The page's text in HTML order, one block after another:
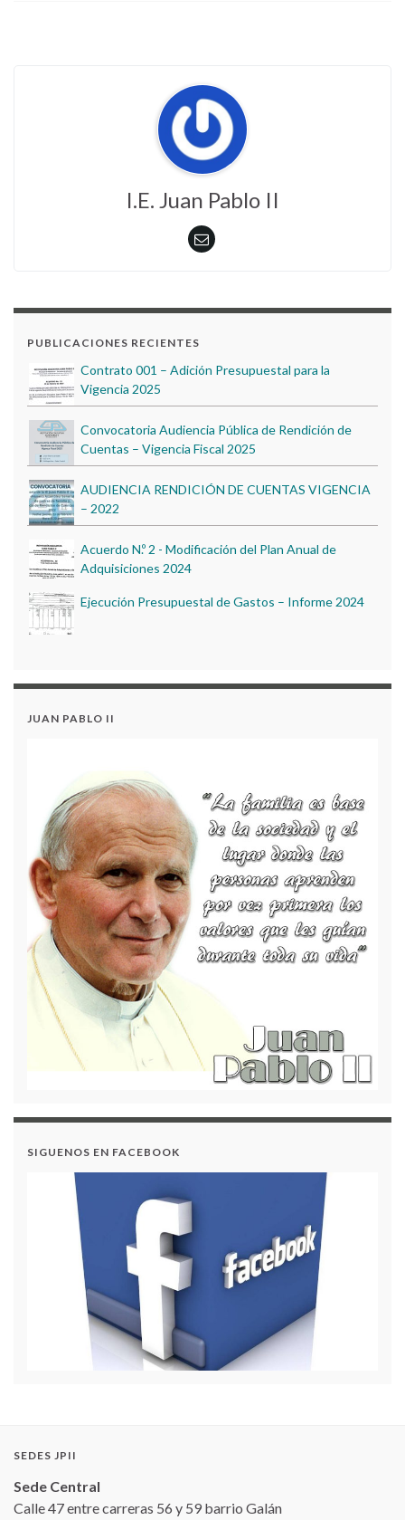
I.E. Juan Pablo II
PUBLICACIONES RECIENTES
Ejecución Presupuestal de Gastos – Informe 2024
Vigencia 2025
Convocatoria Audiencia Pública de Rendición de
Cuentas – Vigencia Fiscal 2025
AUDIENCIA RENDICIÓN DE CUENTAS VIGENCIA
– 2022
Acuerdo N.º 2 - Modificación del Plan Anual de
Adquisiciones 2024
DIA DE LA FAMILIA 2023
Ejecución Presupuestal de Gastos – Informe 2024
Contrato 001 – Adición Presupuestal para la
AUDIENCIA RENDICIÓN DE CUENTAS VIGENCIA
– 2022
Acuerdo N.º 2 - Modificación del Plan Anual de
Adquisiciones 2024
DIA DE LA FAMILIA 2023
ENGLISH DAY 2023
JUAN PABLO II
SIGUENOS EN FACEBOOK
SEDES JPII
Sede Central
Calle 47 entre carreras 56 y 59 barrio Galán